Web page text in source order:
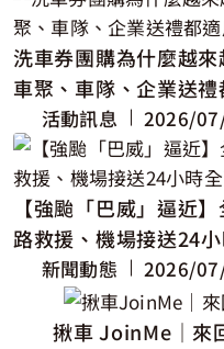
洗車券團購為什麼越
車聚、車隊、企業送禮
活動訊息 2026/
【強颱「巴威」逼近
路救援、機場接送24
新聞動態 2026/
揪車 JoinMe｜來